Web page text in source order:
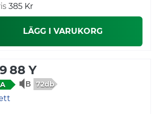
385 Kr
LÄGG I VARUKORG
88 Y
A 72db